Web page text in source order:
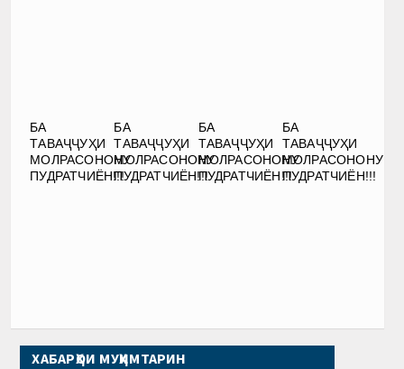
БА
ТАВАҶҶУҲИ
МОЛРАСОНОНУ
ПУДРАТЧИЁН!!!
БА
ТАВАҶҶУҲИ
МОЛРАСОНОНУ
ПУДРАТЧИЁН!!!
БА
ТАВАҶҶУҲИ
МОЛРАСОНОНУ
ПУДРАТЧИЁН!!!
БА
ТАВАҶҶУҲИ
МОЛРАСОНОНУ
ПУДРАТЧИЁН!!!
ХАБАРҲОИ МУҲИМТАРИН